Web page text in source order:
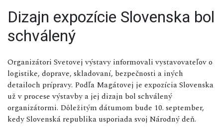
Dizajn expozície Slovenska bol
schválený
Organizátori Svetovej výstavy informovali vystavovateľov o
logistike, doprave, skladovaní, bezpečnosti a iných
detailoch prípravy. Podľa Magátovej je expozícia Slovenska
už v procese výstavby a jej dizajn bol schválený
organizátormi. Dôležitým dátumom bude 10. september,
kedy Slovenská republika usporiada svoj Národný deň.